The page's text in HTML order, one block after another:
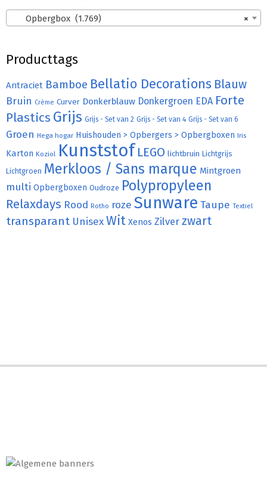
×
Opbergbox (1.769)
Producttags
Antraciet Bamboe Bellatio Decorations Blauw
Bruin Crème Curver Donkerblauw Donkergroen EDA Forte
Plastics Grijs Grijs - Set van 2 Grijs - Set van 4 Grijs - Set van 6
Groen Hega hogar Huishouden > Opbergers > Opbergboxen Iris
Karton Koziol Kunststof LEGO lichtbruin Lichtgrijs
Lichtgroen Merkloos / Sans marque Mintgroen
multi Opbergboxen Oudroze Polypropyleen
Relaxdays Rood Rotho roze Sunware Taupe Textiel
transparant UnisexWit Xenos Zilver zwart